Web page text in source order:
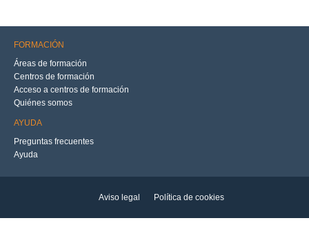
FORMACIÓN
Áreas de formación
Centros de formación
Acceso a centros de formación
Quiénes somos
AYUDA
Preguntas frecuentes
Ayuda
Aviso legal Política de cookies